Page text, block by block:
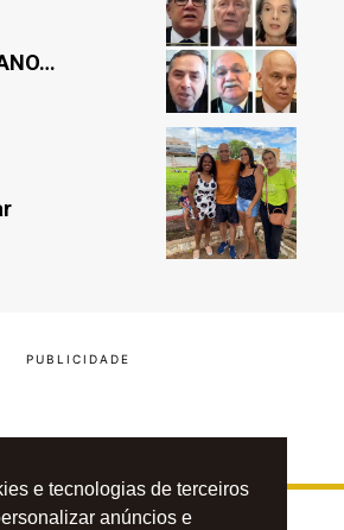
e tecnologias de terceiros
anúncios e